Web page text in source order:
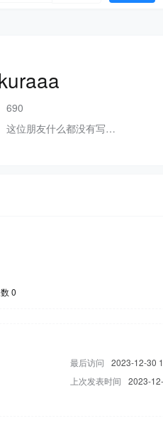
690
这位朋友什么都没有写…
0
最后访问
2023-12-30
上次发表时间
2023-